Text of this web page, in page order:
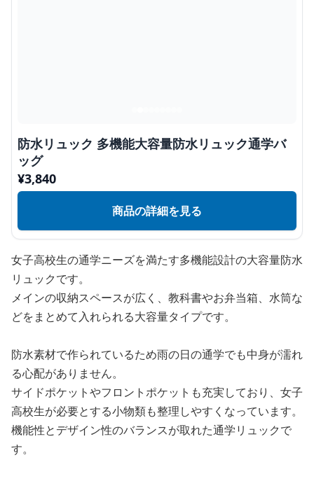
防水リュック 多機能大容量防水リュック通学バ
ッグ
¥3,840
商品の詳細を見る
女子高校生の通学ニーズを満たす多機能設計の大容量防水
リュックです。
メインの収納スペースが広く、教科書やお弁当箱、水筒な
どをまとめて入れられる大容量タイプです。
防水素材で作られているため雨の日の通学でも中身が濡れ
る心配がありません。
サイドポケットやフロントポケットも充実しており、女子
高校生が必要とする小物類も整理しやすくなっています。
機能性とデザイン性のバランスが取れた通学リュックで
す。